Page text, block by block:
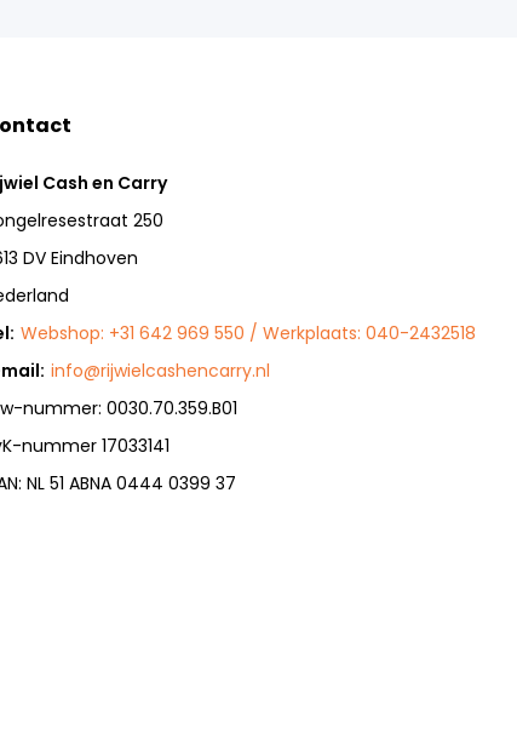
Cash en Carry
250
DV Eindhoven
Webshop: +31 642 969 550 / Werkplaats: 040-2432518
info@rijwielcashencarry.nl
nummer: 0030.70.359.B01
nummer 17033141
NL 51 ABNA 0444 0399 37